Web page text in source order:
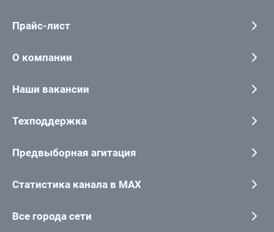
Прайс-лист
О компании
Наши вакансии
Техподдержка
Предвыборная агитация
Статистика канала в MAX
Все города сети